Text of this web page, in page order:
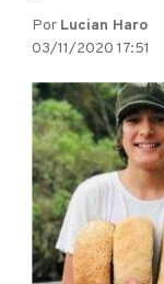
Por Lucian Haro
03/11/2020 17:51